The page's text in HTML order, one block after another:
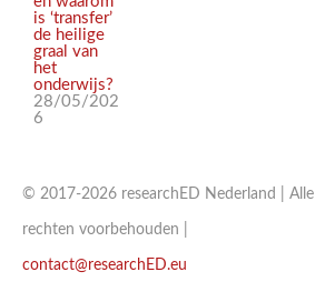
is ‘transfer’
de heilige
graal van
het
onderwijs?
28/05/202
6
© 2017-2026 researchED Nederland | Alle
rechten voorbehouden |
contact@researchED.eu